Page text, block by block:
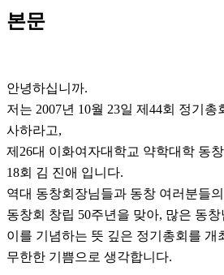
본문
안녕하십니까.
저는 2007년 10월 23일 제44회 정기
사하라고,
제26대 이화여자대학교 약학대학 동
18회 김 진애 입니다.
역대 동창회장님들과 동창 여러분들
동창회 창립 50주년을 맞아, 많은 동
이를 기념하는 뜻 깊은 정기총회를 개
무한한 기쁨으로 생각합니다.